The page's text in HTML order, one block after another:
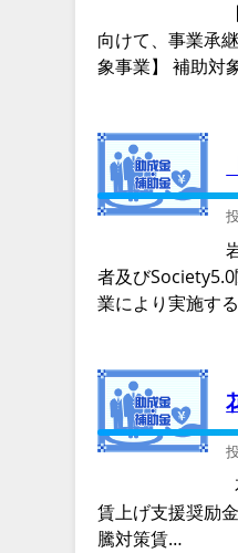
向けて、事業承
象事業】 補助対
者及び
業により実施す
賃上げ支援奨励
騰対策賃…